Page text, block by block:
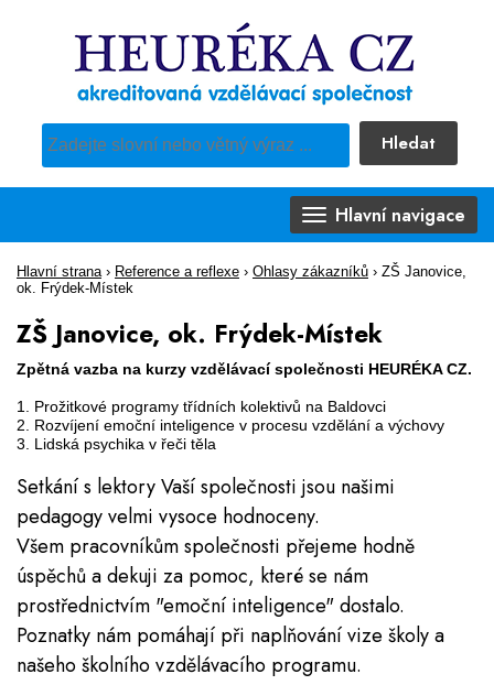
Hledat
Pro vyhledávání obsahu webu použijte předdefinovaný výběr
Hlavní navigace
Hlavní strana › Reference a reflexe › Ohlasy zákazníků › ZŠ Janovice,
ok. Frýdek-Místek
ZŠ Janovice, ok. Frýdek-Místek
Zpětná vazba na kurzy vzdělávací společnosti HEURÉKA CZ.
1. Prožitkové programy třídních kolektivů na Baldovci
2. Rozvíjení emoční inteligence v procesu vzdělání a výchovy
3. Lidská psychika v řeči těla
Setkání s lektory Vaší společnosti jsou našimi
pedagogy velmi vysoce hodnoceny.
Všem pracovníkům společnosti přejeme hodně
úspěchů a dekuji za pomoc, které se nám
prostřednictvím "emoční inteligence" dostalo.
Poznatky nám pomáhají při naplňování vize školy a
našeho školního vzdělávacího programu.